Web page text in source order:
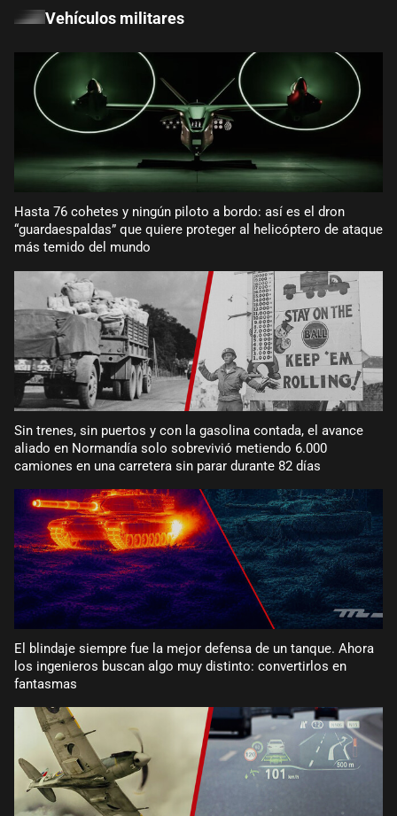
Vehículos militares
Hasta 76 cohetes y ningún piloto a bordo: así es el dron
“guardaespaldas” que quiere proteger al helicóptero de ataque
más temido del mundo
Sin trenes, sin puertos y con la gasolina contada, el avance
aliado en Normandía solo sobrevivió metiendo 6.000
camiones en una carretera sin parar durante 82 días
El blindaje siempre fue la mejor defensa de un tanque. Ahora
los ingenieros buscan algo muy distinto: convertirlos en
fantasmas